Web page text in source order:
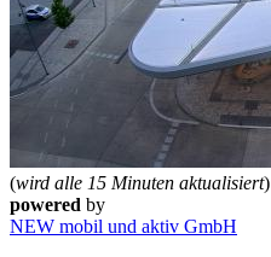
(wird alle 15 Minuten aktualisiert)
powered by
NEW mobil und aktiv GmbH